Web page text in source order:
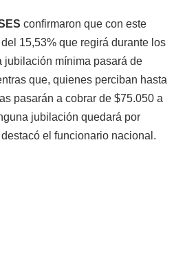
confirmaron que con este
del 15,53% que regirá durante los
jubilación mínima pasará de
que, quienes perciban hasta
pasarán a cobrar de $75.050 a
jubilación quedará por
el funcionario nacional.